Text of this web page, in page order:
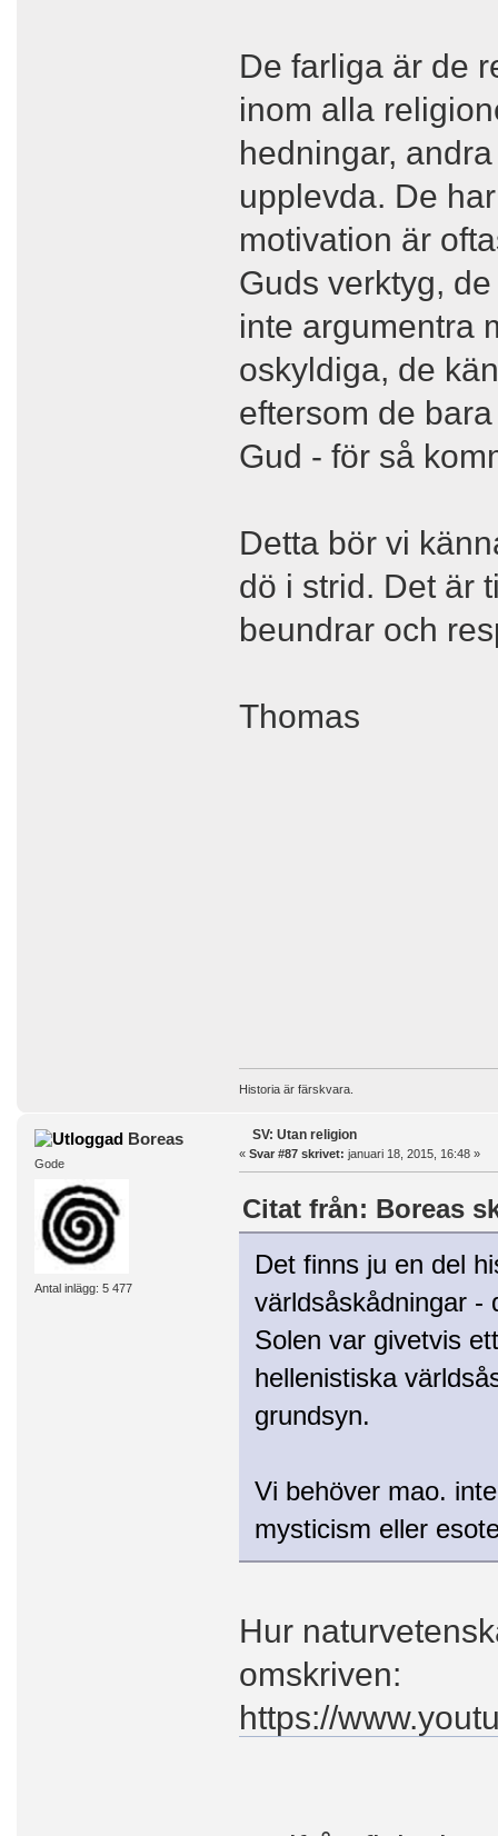
De farliga är de
inom alla
hedningar,
upplevda. De
motivation är
Guds verktyg,
inte argumentra
oskyldiga, de
eftersom de
Gud - för så
Detta bör vi
dö i strid. Det är
beundrar och
Thomas
Historia är färskvara.
Boreas
Gode
Antal inlägg: 5 477
SV: Utan religion
« Svar #87 skrivet: januari 18, 2015, 16:48 »
Citat från: Boreas
Det finns ju en del
världsåskådningar -
Solen var givetvis
hellenistiska
grundsyn.
Vi behöver mao.
mysticism eller
Hur
omskriven:
https://